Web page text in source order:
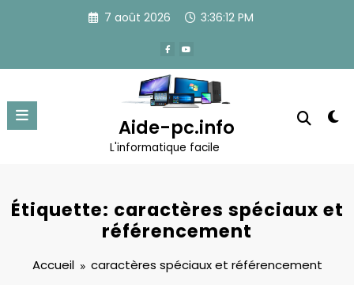
7 août 2026 3:36:12 PM
Aide-pc.info
L'informatique facile
Étiquette: caractères spéciaux et
référencement
Accueil caractères spéciaux et référencement